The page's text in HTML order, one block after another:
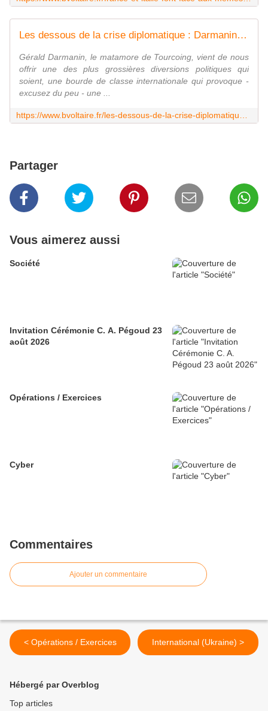
Les dessous de la crise diplomatique : Darmanin parle, Meloni agit - Boulevard Voltaire
Gérald Darmanin, le matamore de Tourcoing, vient de nous
offrir une des plus grossières diversions politiques qui
soient, une bourde de classe internationale qui provoque -
excusez du peu - une ...
Partager
Vous aimerez aussi
Société
Invitation Cérémonie C. A. Pégoud 23
août 2026
Opérations / Exercices
Cyber
Commentaires
Ajouter un commentaire
< Opérations / Exercices International (Ukraine) >
Hébergé par Overblog
Top articles